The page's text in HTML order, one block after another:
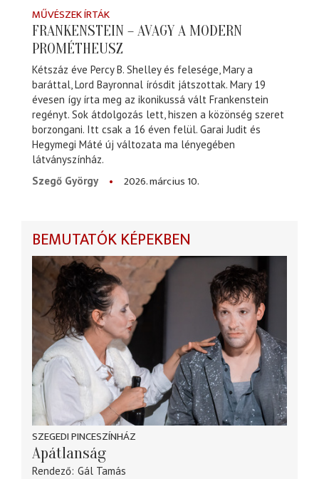
MŰVÉSZEK ÍRTÁK
FRANKENSTEIN – AVAGY A MODERN
PROMÉTHEUSZ
Kétszáz éve Percy B. Shelley és felesége, Mary a
baráttal, Lord Bayronnal írósdit játszottak. Mary 19
évesen így írta meg az ikonikussá vált Frankenstein
regényt. Sok átdolgozás lett, hiszen a közönség szeret
borzongani. Itt csak a 16 éven felül. Garai Judit és
Hegymegi Máté új változata ma lényegében
látványszínház.
Szegő György
2026. március 10.
BEMUTATÓK KÉPEKBEN
SZEGEDI PINCESZÍNHÁZ
Apátlanság
Rendező Gál Tamás